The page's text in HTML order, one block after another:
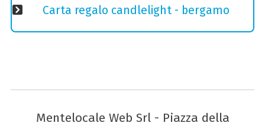
Carta regalo candlelight - bergamo
Mentelocale Web Srl - Piazza della